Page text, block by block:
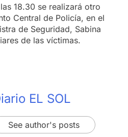
18.30 se realizará otro
Central de Policía, en el
de Seguridad, Sabina
de las víctimas.
EL SOL
See author's posts